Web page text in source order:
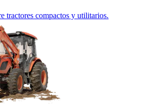
tractores compactos y utilitarios.